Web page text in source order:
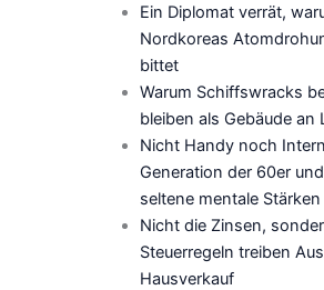
Ein Diplomat verrät,
Nordkoreas
bittet
Warum Schiffswracks
bleiben als Gebäude an
Nicht Handy noch
Generation der 60er
seltene mentale Stärken
Nicht die Zinsen,
Steuerregeln treiben
Hausverkauf